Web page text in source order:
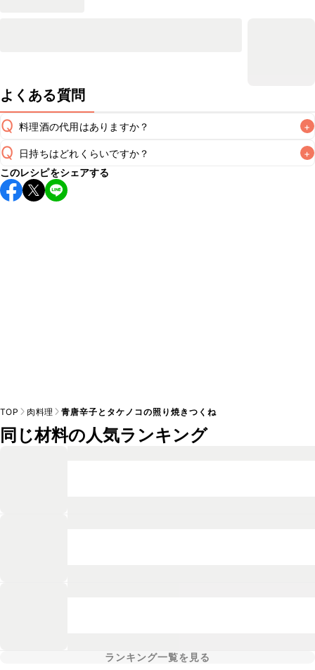
よくある質問
Q 料理酒の代用はありますか？ +
A
Q 日持ちはどれくらいですか？ +
保存期間は冷蔵で翌日中が目安です。なるべくお早めにお召
し上がりください。
このレシピをシェアする
TOP 肉料理 青唐辛子とタケノコの照り焼きつくね
同じ材料の人気ランキング
ランキング一覧を見る